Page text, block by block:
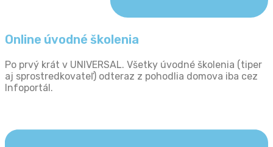
Online úvodné školenia
Po prvý krát v UNIVERSAL. Všetky úvodné školenia (tiper
aj sprostredkovateľ) odteraz z pohodlia domova iba cez
Infoportál.